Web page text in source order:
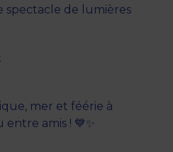
de lumières
mer et féérie à
amis ! 💙✨